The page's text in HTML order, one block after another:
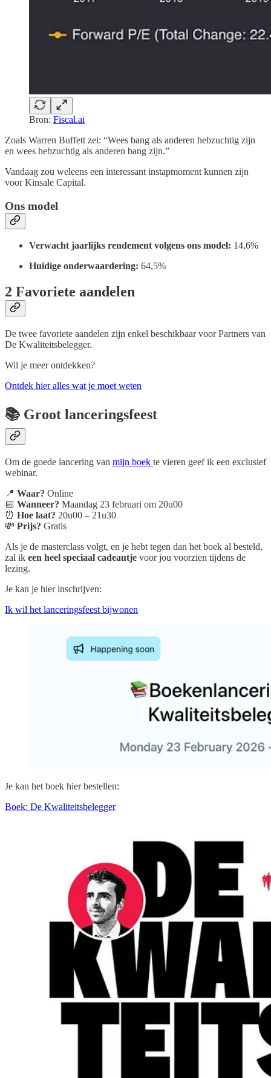
Bron: Fiscal.ai
Zoals Warren Buffett zei: “Wees bang als anderen hebzuchtig zijn
en wees hebzuchtig als anderen bang zijn.”
Vandaag zou weleens een interessant instapmoment kunnen zijn
voor Kinsale Capital.
Ons model
Verwacht jaarlijks rendement volgens ons model: 14,6%
Huidige onderwaardering: 64,5%
2 Favoriete aandelen
De twee favoriete aandelen zijn enkel beschikbaar voor Partners van
De Kwaliteitsbelegger.
Wil je meer ontdekken?
Ontdek hier alles wat je moet weten
📚 Groot lanceringsfeest
Om de goede lancering van mijn boek te vieren geef ik een exclusief
webinar.
📍 Waar? Online
📅 Wanneer? Maandag 23 februari om 20u00
⏰ Hoe laat? 20u00 – 21u30
💸 Prijs? Gratis
Als je de masterclass volgt, en je hebt tegen dan het boek al besteld,
zal ik een heel speciaal cadeautje voor jou voorzien tijdens de
lezing.
Je kan je hier inschrijven:
Ik wil het lanceringsfeest bijwonen
Je kan het boek hier bestellen:
Boek: De Kwaliteitsbelegger